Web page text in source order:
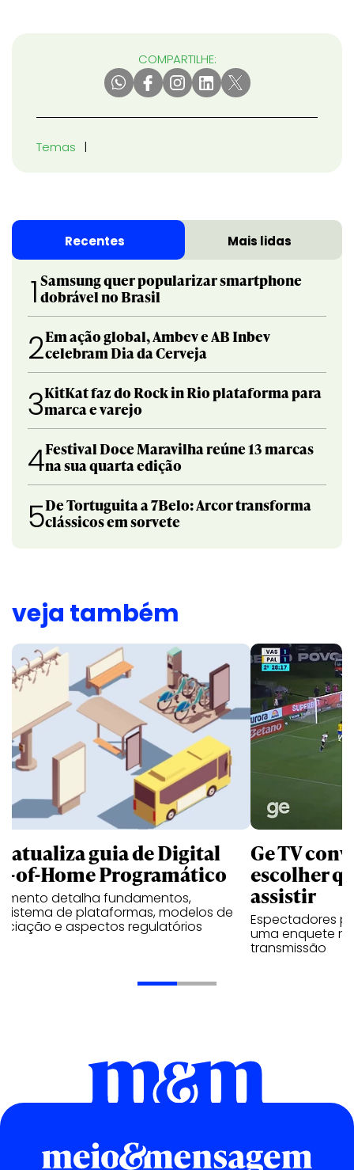
COMPARTILHE:
Temas
Recentes Mais lidas
1 Samsung quer popularizar smartphone
dobrável no Brasil
2Em ação global, Ambev e AB Inbev
celebram Dia da Cerveja
3KitKat faz do Rock in Rio plataforma para
marca e varejo
4Festival Doce Maravilha reúne 13 marcas
na sua quarta edição
5De Tortuguita a 7Belo: Arcor transforma
clássicos em sorvete
veja também
atualiza guia de Digital
of-Home Programático
detalha fundamentos,
de plataformas, modelos de
e aspectos regulatórios
Ge TV
escolher
assistir
Espectadores
uma enquete
transmissão